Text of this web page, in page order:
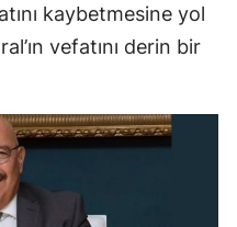
kaybetmesine yol
vefatını derin bir